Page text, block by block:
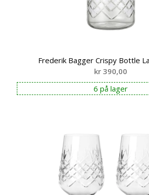
Frederik Bagger Crispy Bottle
kr 390,00
6 på lager